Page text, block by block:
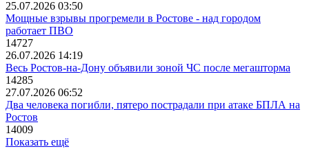
25.07.2026 03:50
Мощные взрывы прогремели в Ростове - над городом
работает ПВО
14727
26.07.2026 14:19
Весь Ростов-на-Дону объявили зоной ЧС после мегашторма
14285
27.07.2026 06:52
Два человека погибли, пятеро пострадали при атаке БПЛА на
Ростов
14009
Показать ещё